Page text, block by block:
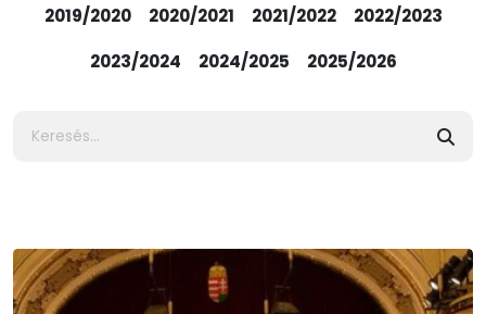
2019/2020
2020/2021 2021/2022
2022/2023
2023/2024
2024/2025 2025/2026